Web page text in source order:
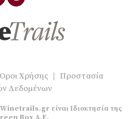
Χρήσης | Προστασία
Δεδομένων
είναι Ιδιοκτησία της